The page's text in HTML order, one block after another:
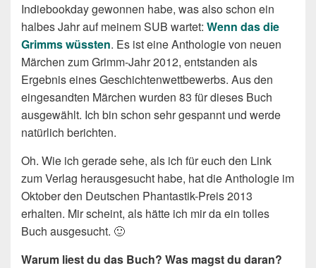
Indiebookday gewonnen habe, was also schon ein
halbes Jahr auf meinem SUB wartet: Wenn das die
Grimms wüssten. Es ist eine Anthologie von neuen
Märchen zum Grimm-Jahr 2012, entstanden als
Ergebnis eines Geschichtenwettbewerbs. Aus den
eingesandten Märchen wurden 83 für dieses Buch
ausgewählt. Ich bin schon sehr gespannt und werde
natürlich berichten.
Oh. Wie ich gerade sehe, als ich für euch den Link
zum Verlag herausgesucht habe, hat die Anthologie im
Oktober den Deutschen Phantastik-Preis 2013
erhalten. Mir scheint, als hätte ich mir da ein tolles
Buch ausgesucht. 🙂
Warum liest du das Buch? Was magst du daran?